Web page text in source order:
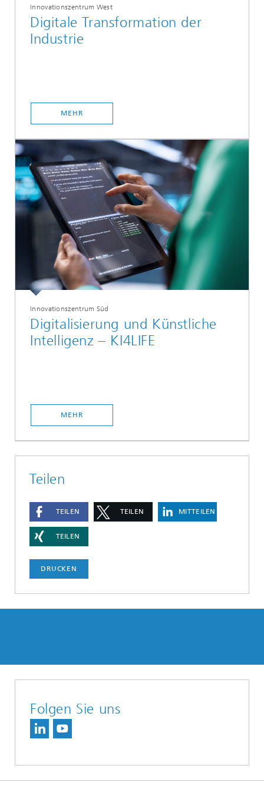
Innovationszentrum West
Digitale Transformation der
Industrie
MEHR
Innovationszentrum Süd
Digitalisierung und Künstliche
Intelligenz – KI4LIFE
MEHR
Teilen
TEILEN TEILEN MITTEILEN
TEILEN
DRUCKEN
Folgen Sie uns